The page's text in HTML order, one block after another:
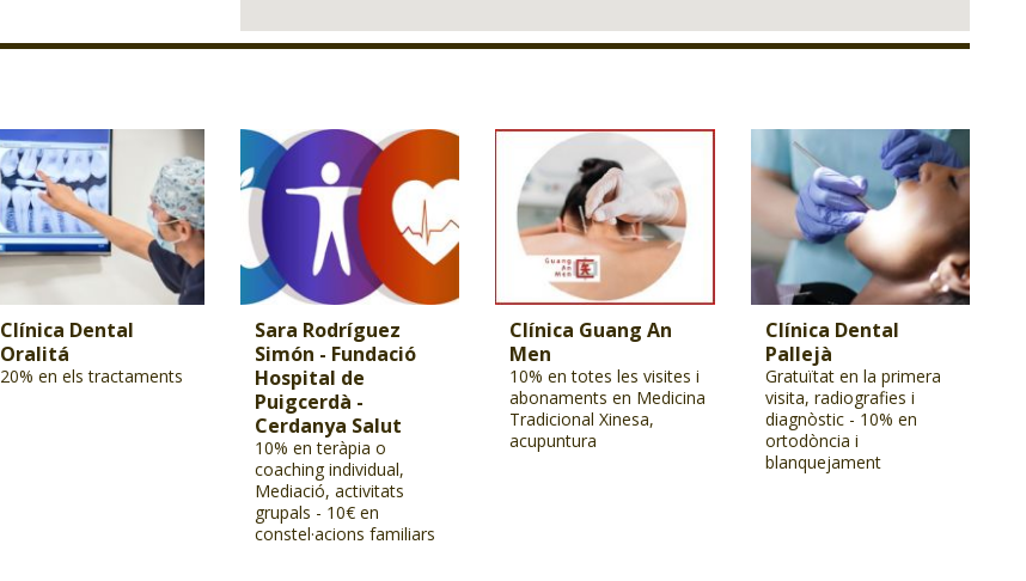
Clínica Dental
Oralitá
20% en els tractaments
Sara Rodríguez
Simón - Fundació
Hospital de
Puigcerdà -
Cerdanya Salut
10% en teràpia o
coaching individual,
Mediació, activitats
grupals - 10€ en
constel·acions familiars
Clínica Guang An
Men
10% en totes les visites i
abonaments en Medicina
Tradicional Xinesa,
acupuntura
Clínica Dental
Pallejà
Gratuïtat en la primera
visita, radiografies i
diagnòstic - 10% en
ortodòncia i
blanquejament